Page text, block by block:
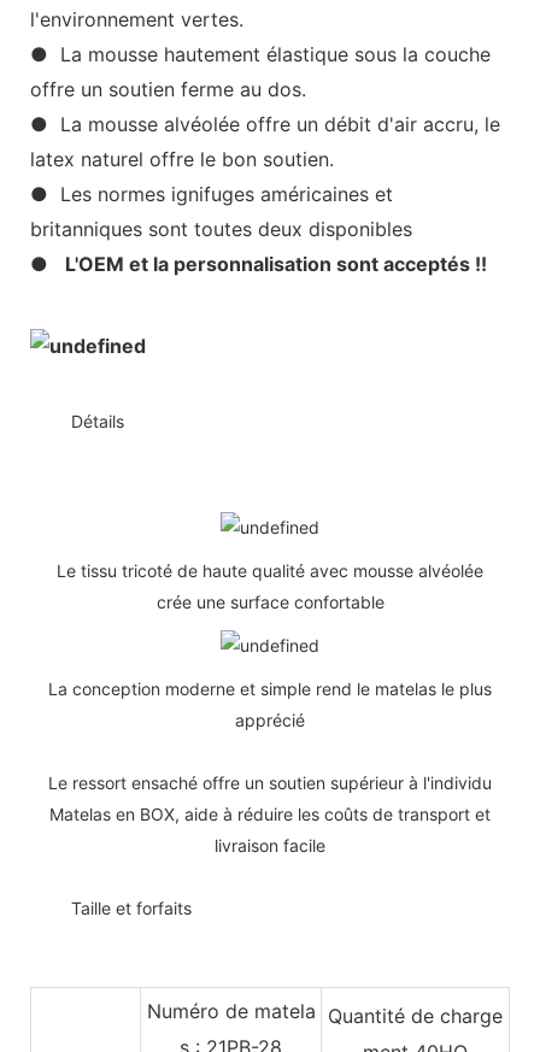
l'environnement vertes.
● La mousse hautement élastique sous la couche
offre un soutien ferme au dos.
● La mousse alvéolée offre un débit d'air accru, le
latex naturel offre le bon soutien.
● Les normes ignifuges américaines et
britanniques sont toutes deux disponibles
●
L'OEM et la personnalisation sont acceptés !!
Détails
Le tissu tricoté de haute qualité avec mousse alvéolée
crée une surface confortable
La conception moderne et simple rend le matelas le plus
apprécié
Le ressort ensaché offre un soutien supérieur à l'individu
Matelas en BOX, aide à réduire les coûts de transport et
livraison facile
Taille et forfaits
Numéro de matela
s : 21PB-28
Quantité de charge